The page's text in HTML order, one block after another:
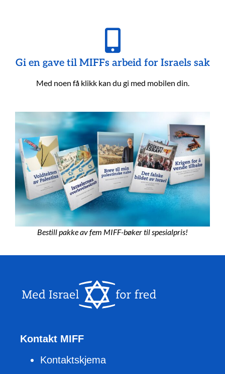
Gi en gave til MIFFs arbeid for Israels sak
Med noen få klikk kan du gi med mobilen din.
Bestill pakke av fem MIFF-bøker til spesialpris!
Kontakt MIFF
Kontaktskjema